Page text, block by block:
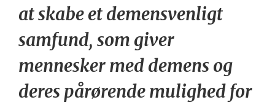
at skabe et demensvenligt
samfund, som giver
mennesker med demens og
deres pårørende mulighed for